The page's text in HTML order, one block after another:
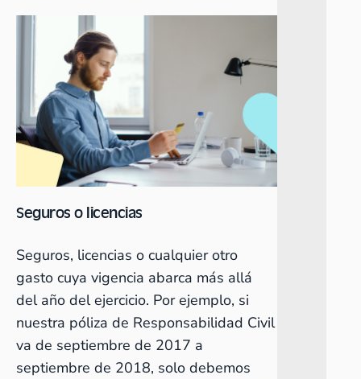
Seguros o licencias
Seguros, licencias o cualquier otro
gasto cuya vigencia abarca más allá
del año del ejercicio. Por ejemplo, si
nuestra póliza de Responsabilidad Civil
va de septiembre de 2017 a
septiembre de 2018, solo debemos